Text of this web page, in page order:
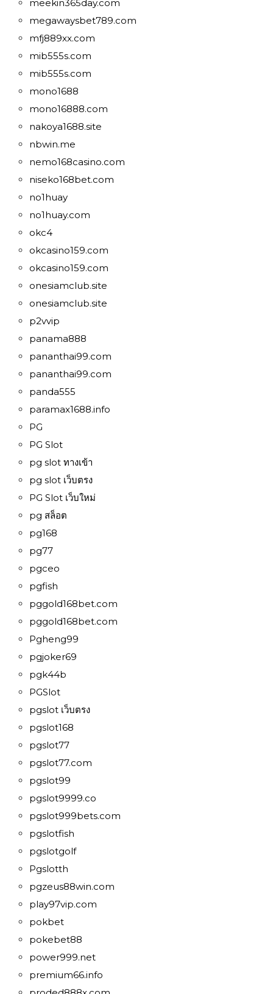
meekin365day.com
megawaysbet789.com
mfj889xx.com
mib555s.com
mib555s.com
mono1688
mono16888.com
nakoya1688.site
nbwin.me
nemo168casino.com
niseko168bet.com
no1huay
no1huay.com
okc4
okcasino159.com
okcasino159.com
onesiamclub.site
onesiamclub.site
p2vvip
panama888
pananthai99.com
pananthai99.com
panda555
paramax1688.info
PG
PG Slot
pg slot ทางเข้า
pg slot เว็บตรง
PG Slot เว็บใหม่
pg สล็อต
pg168
pg77
pgceo
pgfish
pggold168bet.com
pggold168bet.com
Pgheng99
pgjoker69
pgk44b
PGSlot
pgslot เว็บตรง
pgslot168
pgslot77
pgslot77.com
pgslot99
pgslot9999.co
pgslot999bets.com
pgslotfish
pgslotgolf
Pgslotth
pgzeus88win.com
play97vip.com
pokbet
pokebet88
power999.net
premium66.info